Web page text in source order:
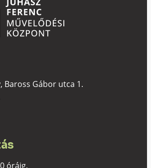
Baross Gábor utca 1.
óráig,